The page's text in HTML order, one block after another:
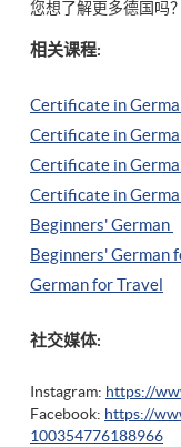
您想了解更多德国吗
相关课程:
Certificate in
Certificate in
Certificate in
Certificate in
Beginners' German
Beginners' German
German for Travel
社交媒体:
Instagram: https://
Facebook: https://
100354776188966